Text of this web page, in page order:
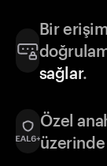
Bir
sağlar.
Özel
üzerinde